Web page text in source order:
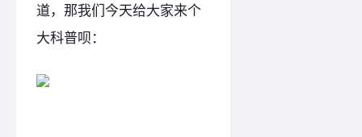
道，那我们今天给大家来个
大科普呗：